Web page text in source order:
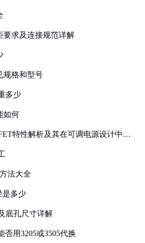
要求及连接规范详解
规格和型号
多少
如何
特性解析及其在可调电源设计中的
法大全
是多少
底孔尺寸详解
否用3205或3505代换